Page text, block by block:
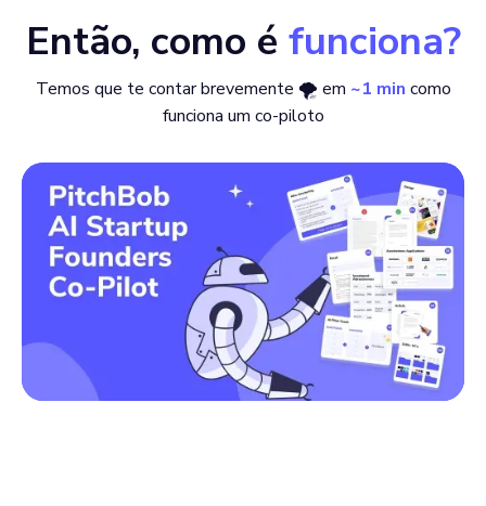
Então, como é funciona?
Temos que te contar brevemente 🌪 em ~1 min como
funciona um co-piloto